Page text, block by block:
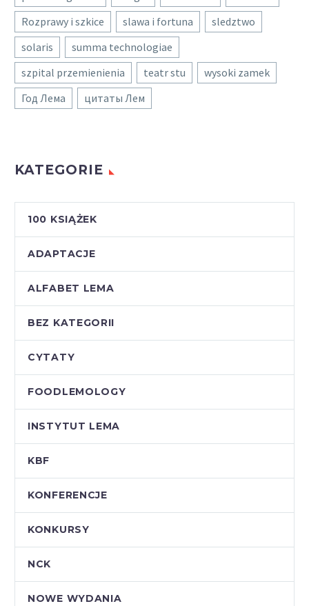
Rozprawy i szkice
slawa i fortuna
sledztwo
solaris
summa technologiae
szpital przemienienia
teatr stu
wysoki zamek
Год Лема
цитаты Лем
KATEGORIE
100 KSIĄŻEK
ADAPTACJE
ALFABET LEMA
BEZ KATEGORII
CYTATY
FOODLEMOLOGY
INSTYTUT LEMA
KBF
KONFERENCJE
KONKURSY
NCK
NOWE WYDANIA